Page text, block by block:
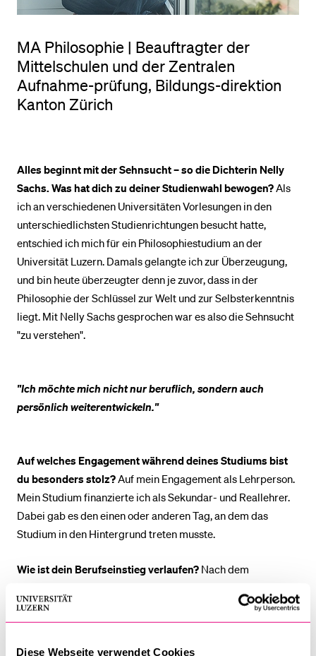
Diese Webseite verwendet Cookies
MA Philosophie | Beauftragter der
Mittelschulen und der Zentralen
Aufnahme-prüfung, Bildungs-direktion
Kanton Zürich
Alles beginnt mit der Sehnsucht – so die Dichterin Nelly
Sachs. Was hat dich zu deiner Studienwahl bewogen?Als
ich an verschiedenen Universitäten Vorlesungen in den
unterschiedlichsten Studienrichtungen besucht hatte,
entschied ich mich für ein Philosophiestudium an der
Universität Luzern. Damals gelangte ich zur Überzeugung,
und bin heute überzeugter denn je zuvor, dass in der
Philosophie der Schlüssel zur Welt und zur Selbsterkenntnis
liegt. Mit Nelly Sachs gesprochen war es also die Sehnsucht
"zu verstehen".
"Ich möchte mich nicht nur beruflich, sondern auch
persönlich weiterentwickeln."
Auf welches Engagement während deines Studiums bist
du besonders stolz?Auf mein Engagement als Lehrperson.
Mein Studium finanzierte ich als Sekundar- und Reallehrer.
Dabei gab es den einen oder anderen Tag, an dem das
Studium in den Hintergrund treten musste.
Wie ist dein Berufseinstieg verlaufen? Nach dem
den Zivildienst. In dieser Zeit wurde mir schlagartig klar,
dass ich in der Philosophie bleiben möchte. Also erkundigte
BELIEBTE INHALTE
Vorlesungsverzeichnis
Bibliothek
Anmeldung und Zulassung